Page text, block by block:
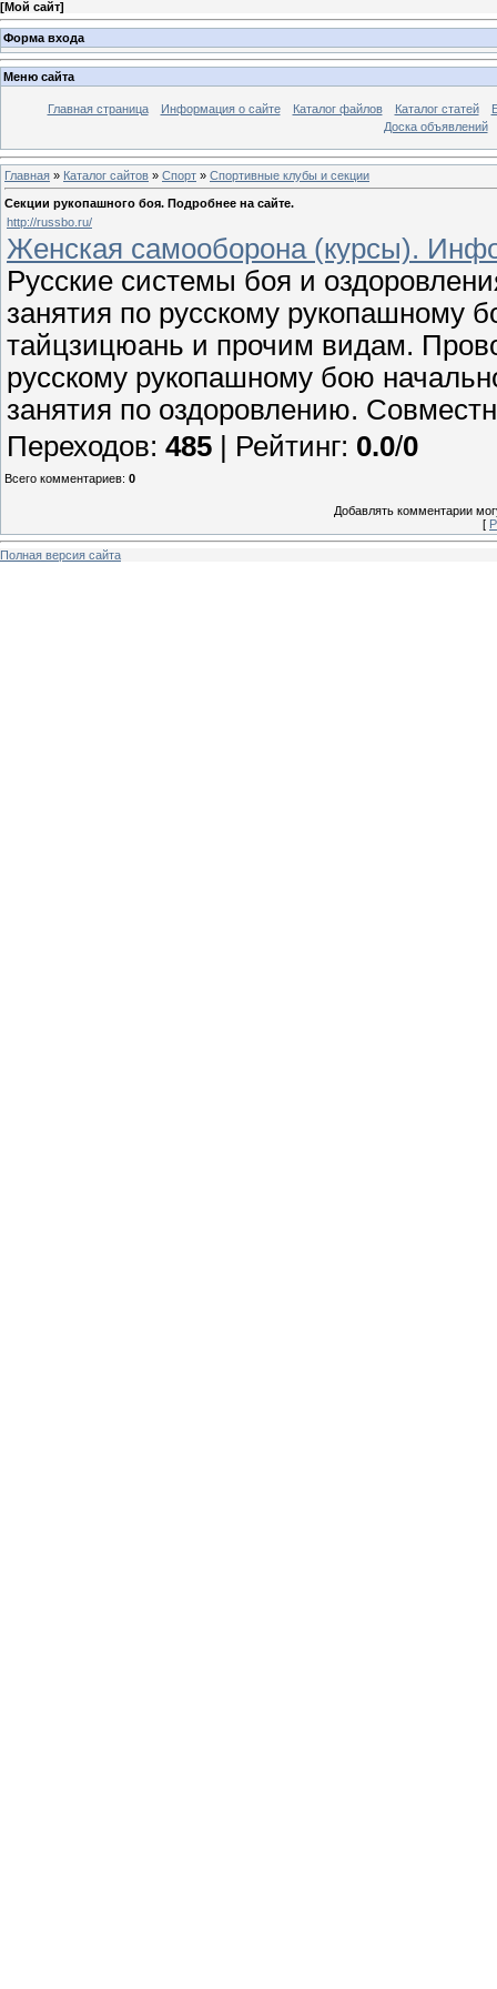
[Мой сайт]
Форма входа
Меню сайта
Главная страница Информация о сайте Каталог файлов Каталог статей
Доска объявлений
Главная » Каталог сайтов » Спорт » Спортивные клубы и секции
Секции рукопашного боя. Подробнее на сайте.
http://russbo.ru/
Женская самооборона (курсы).
Русские системы боя и
занятия по русскому рукопашному
тайцзицюань и прочим видам.
русскому рукопашному бою
занятия по оздоровлению.
Переходов: 485 | Рейтинг: 0.0/0
Всего комментариев: 0
Добавлять комментарии
[
Полная версия сайта